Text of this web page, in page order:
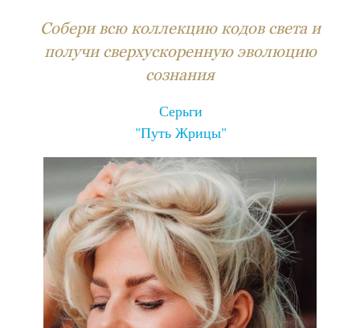
Собери всю коллекцию кодов света и
получи сверхускоренную эволюцию
сознания
Серьги
"Путь Жрицы"